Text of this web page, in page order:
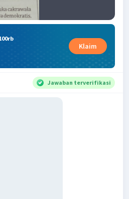
Klaim
Jawaban terverifikasi